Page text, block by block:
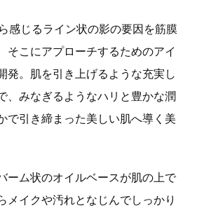
感じるライン状の影の要因を筋膜
そこにアプローチするためのアイ
発。肌を引き上げるような充実し
、みなぎるようなハリと豊かな潤
で引き締まった美しい肌へ導く美
ーム状のオイルベースが肌の上で
メイクや汚れとなじんでしっかり